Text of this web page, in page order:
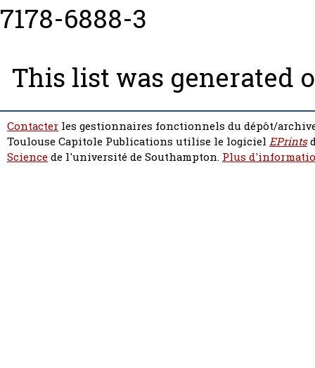
7178-6888-3
This list was generated
Contacter les gestionnaires fonctionnels du dépôt/
Toulouse Capitole Publications utilise le logiciel EPrints
Sciencede l'université de Southampton. Plus